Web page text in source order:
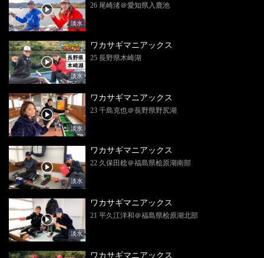
淡水
26 尾崎渚＠愛知県入鹿池
淡水
ワカサギマニアックス
25 長野県木崎湖
淡水
ワカサギマニアックス
23 千島克也＠長野県野尻湖
淡水
ワカサギマニアックス
22 久保田稔＠福島県桧原湖南部
淡水
ワカサギマニアックス
21 平久江洋和＠福島県桧原湖北部
ワカサギマニアックス